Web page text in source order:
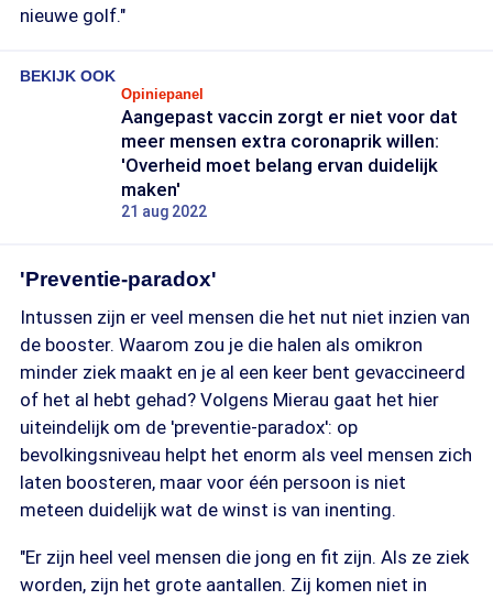
nieuwe golf."
BEKIJK OOK
Opiniepanel
Aangepast vaccin zorgt er niet voor dat
meer mensen extra coronaprik willen:
'Overheid moet belang ervan duidelijk
maken'
21 aug 2022
'Preventie-paradox'
Intussen zijn er veel mensen die het nut niet inzien van
de booster. Waarom zou je die halen als omikron
minder ziek maakt en je al een keer bent gevaccineerd
of het al hebt gehad? Volgens Mierau gaat het hier
uiteindelijk om de 'preventie-paradox': op
bevolkingsniveau helpt het enorm als veel mensen zich
laten boosteren, maar voor één persoon is niet
meteen duidelijk wat de winst is van inenting.
"Er zijn heel veel mensen die jong en fit zijn. Als ze ziek
worden, zijn het grote aantallen. Zij komen niet in